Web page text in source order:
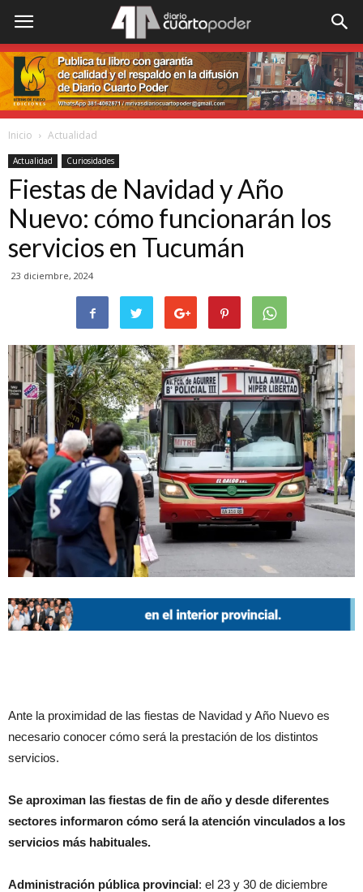
Inicio Actualidad
Actualidad Curiosidades
Fiestas de Navidad y Año
Nuevo: cómo funcionarán los
servicios en Tucumán
23 diciembre, 2024
Ante la proximidad de las fiestas de Navidad y Año Nuevo es
necesario conocer cómo será la prestación de los distintos
servicios.
Se aproximan las fiestas de fin de año y desde diferentes
sectores informaron cómo será la atención vinculados a los
servicios más habituales.
Administración pública provincial: el 23 y 30 de diciembre